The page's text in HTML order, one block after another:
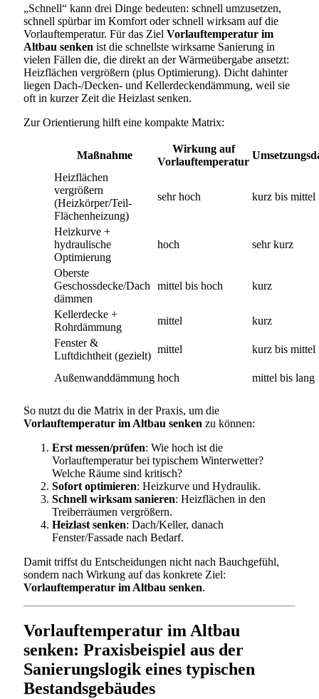
„Schnell“ kann drei Dinge bedeuten: schnell umzusetzen,
schnell spürbar im Komfort oder schnell wirksam auf die
Vorlauftemperatur. Für das Ziel Vorlauftemperatur im
Altbau senken ist die schnellste wirksame Sanierung in
vielen Fällen die, die direkt an der Wärmeübergabe ansetzt:
Heizflächen vergrößern (plus Optimierung). Dicht dahinter
liegen Dach-/Decken- und Kellerdeckendämmung, weil sie
oft in kurzer Zeit die Heizlast senken.
Zur Orientierung hilft eine kompakte Matrix:
Maßnahme
Wirkung auf
Vorlauftemperatur
Heizflächen
vergrößern
(Heizkörper/Teil-
Flächenheizung)
sehr hoch kurz bis mittel
Heizkurve +
hydraulische
Optimierung
hoch sehr kurz
Oberste
Geschossdecke/Dach
dämmen
mittel bis hoch kurz
Kellerdecke +
Rohrdämmung
mittel
kurz
Fenster &
Luftdichtheit (gezielt)
mittel kurz bis mittel
Außenwanddämmung hoch mittel bis lang
So nutzt du die Matrix in der Praxis, um die
Vorlauftemperatur im Altbau senken zu können:
Erst messen/prüfen: Wie hoch ist die
Vorlauftemperatur bei typischem Winterwetter?
Welche Räume sind kritisch?
Sofort optimieren: Heizkurve und Hydraulik.
Schnell wirksam sanieren: Heizflächen in den
Treiberräumen vergrößern.
Heizlast senken: Dach/Keller, danach
Fenster/Fassade nach Bedarf.
Damit triffst du Entscheidungen nicht nach Bauchgefühl,
sondern nach Wirkung auf das konkrete Ziel:
Vorlauftemperatur im Altbau senken.
Vorlauftemperatur im Altbau
senken: Praxisbeispiel aus der
Sanierungslogik eines typischen
Bestandsgebäudes